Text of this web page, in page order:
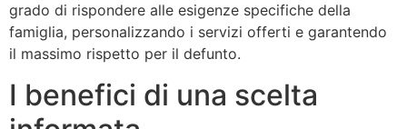
grado di rispondere alle esigenze specifiche della
famiglia, personalizzando i servizi offerti e garantendo
il massimo rispetto per il defunto.
I benefici di una scelta